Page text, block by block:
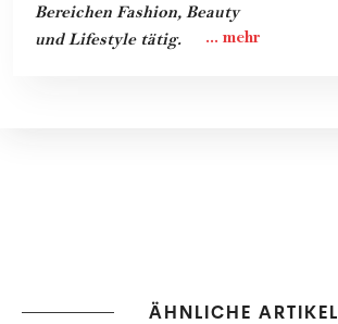
Bereichen Fashion, Beauty
und Lifestyle tätig.
ÄHNLICHE ARTIKEL